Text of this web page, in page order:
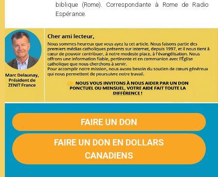
biblique (Rome). Correspondante à Rome de Radio
Espérance.
FAIRE UN DON
FAIRE UN DON EN DOLLARS
CANADIENS